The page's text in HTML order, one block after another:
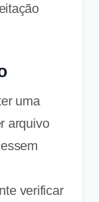
uma
arquivo
verificar